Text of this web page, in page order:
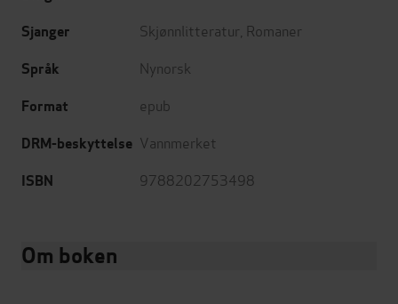
Sjanger Skjønnlitteratur Romaner
Språk Nynorsk
Format epub
DRM-beskyttelse Vannmerket
ISBN 9788202753498
Om boken